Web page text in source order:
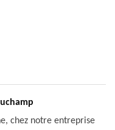
chez notre entreprise